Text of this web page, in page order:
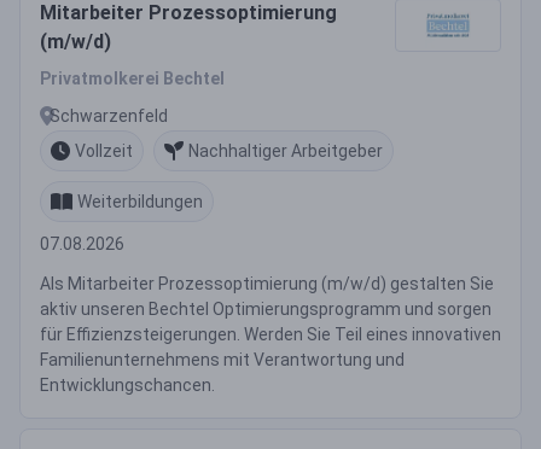
Mitarbeiter Prozessoptimierung
(m/w/d)
Privatmolkerei Bechtel
Schwarzenfeld
Vollzeit
Nachhaltiger Arbeitgeber
Weiterbildungen
07.08.2026
Als Mitarbeiter Prozessoptimierung (m/w/d) gestalten Sie
aktiv unseren Bechtel Optimierungsprogramm und sorgen
für Effizienzsteigerungen. Werden Sie Teil eines innovativen
Familienunternehmens mit Verantwortung und
Entwicklungschancen.